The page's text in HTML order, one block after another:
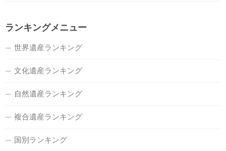
ランキングメニュー
世界遺産ランキング
文化遺産ランキング
自然遺産ランキング
複合遺産ランキング
国別ランキング